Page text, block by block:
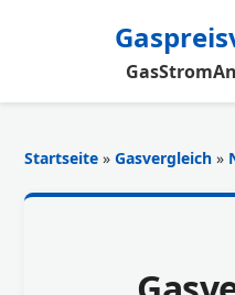
GasStrom
Startseite »Gasvergleich »